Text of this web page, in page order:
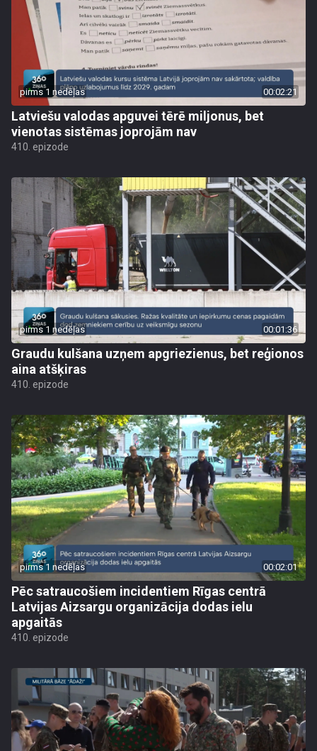
pirms 1 nedēļas 00:02:21
Latviešu valodas apguvei tērē miljonus, bet
vienotas sistēmas joprojām nav
410. epizode
pirms 1 nedēļas 00:01:36
Graudu kulšana uzņem apgriezienus, bet reģionos
aina atšķiras
410. epizode
pirms 1 nedēļas 00:02:01
Pēc satraucošiem incidentiem Rīgas centrā
Latvijas Aizsargu organizācija dodas ielu
apgaitās
410. epizode